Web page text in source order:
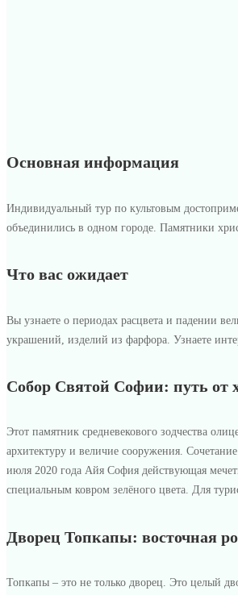
Основная информация
Индивидуальный тур по культовым
объединились в одном городе. Памятники
Что вас ожидает
Вы узнаете о периодах расцвета и падении
украшений, изделий из фарфора. Узнаете
Собор Святой Софии: путь от
Этот памятник средневекового зодчества
архитектуру и величие сооружения.
июля 2020 года Айя София действующая
специальным ковром зелёного цвета. Для
Дворец Топкапы: восточная
Топкапы – это не только дворец. Это целый